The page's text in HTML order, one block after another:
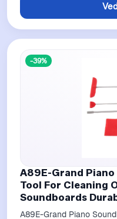
-39%
A89E-Grand
Tool For Cleaning
Soundboards
A89E-Grand Piano